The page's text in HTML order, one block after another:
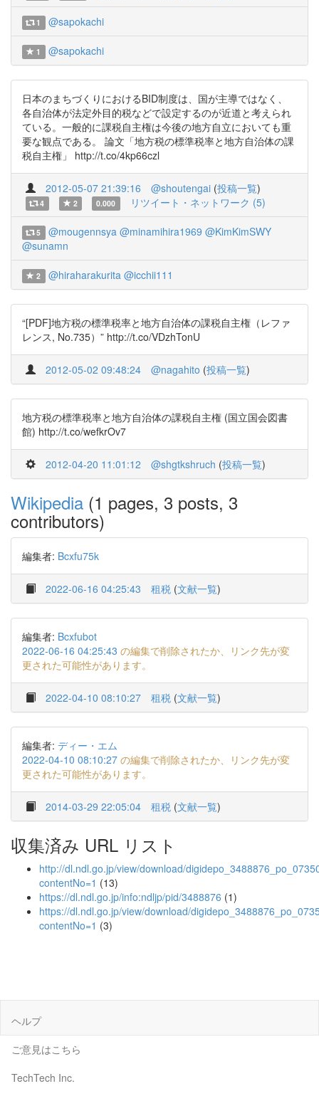
1 @sapokachi
1 @sapokachi
日本のまちづくりにおけるBID制度は、国が主導ではなく、
各自治体が法定外目的税などで設定するのが近道と考えられ
ている。一般的に課税自主権は今後の地方自立においても重
要な観点である。 論文「地方税の標準税率と地方自治体の課
税自主権」 http://t.co/4kp66czl
2012-05-07 21:39:16 @shoutengai (投稿一覧)
4 2 0.000 リツイート・ネットワーク (5)
5 @mougennsya @minamihira1969 @KimKimSWY
@sunamn
2 @hiraharakurita @icchii111
“[PDF]地方税の標準税率と地方自治体の課税自主権（レファ
レンス, No.735）” http://t.co/VDzhTonU
2012-05-02 09:48:24 @nagahito (投稿一覧)
地方税の標準税率と地方自治体の課税自主権 (国立国会図書
館) http://t.co/wefkrOv7
2012-04-20 11:01:12 @shgtkshruch (投稿一覧)
Wikipedia (1 pages, 3 posts, 3
contributors)
編集者: Bcxfu75k
2022-06-16 04:25:43 租税 (文献一覧)
編集者: Bcxfubot
2022-06-16 04:25:43 の編集で削除されたか、リンク先が変
更された可能性があります。
2022-04-10 08:10:27 租税 (文献一覧)
編集者: ディー・エム
2022-04-10 08:10:27 の編集で削除されたか、リンク先が変
更された可能性があります。
2014-03-29 22:05:04 租税 (文献一覧)
収集済み URL リスト
http://dl.ndl.go.jp/view/download/
contentNo=1 (13)
https://dl.ndl.go.jp/info:ndljp/pid/3488876 (1)
https://dl.ndl.go.jp/view/download/
contentNo=1 (3)
ヘルプ
ご意見はこちら
TechTech Inc.